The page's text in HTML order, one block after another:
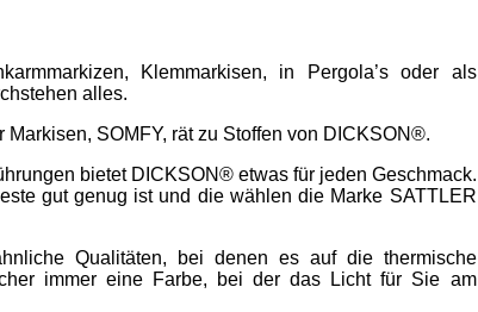
Klemmarkisen, in Pergola’s oder als
alles.
SOMFY, rät zu Stoffen von DICKSON®.
bietet DICKSON® etwas für jeden Geschmack.
gut genug ist und die wählen die Marke SATTLER
Qualitäten, bei denen es auf die thermische
immer eine Farbe, bei der das Licht für Sie am